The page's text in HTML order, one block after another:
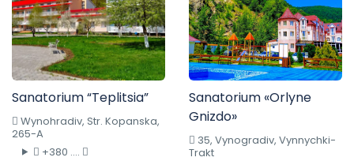
Sanatorium “Teplitsia”
Wynohradiv, Str. Kopanska,
265-A
+380 ....
Sanatorium «Orlyne
Gnizdo»
35, Vynogradiv, Vynnychki-
Trakt